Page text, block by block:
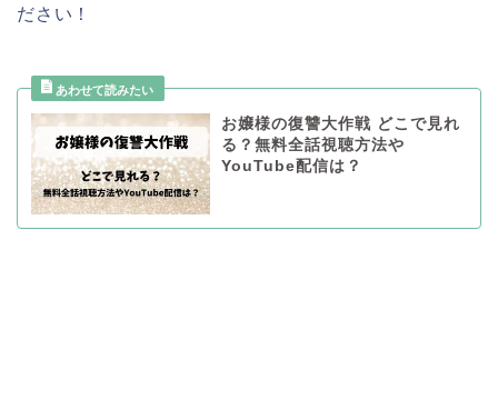
ださい！
お嬢様の復讐大作戦 どこで見れ
る？無料全話視聴方法や
YouTube配信は？